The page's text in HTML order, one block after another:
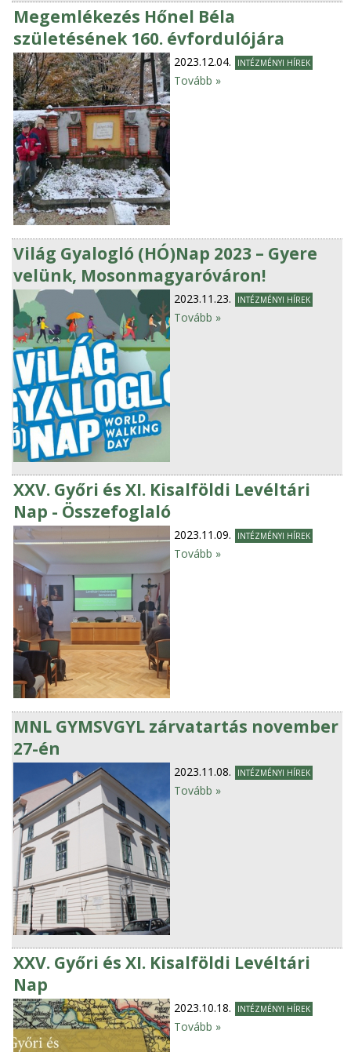
Megemlékezés Hőnel Béla
születésének 160. évfordulójára
2023.12.04. INTÉZMÉNYI HÍREK
Tovább »
Világ Gyalogló (HÓ)Nap 2023 – Gyere
velünk, Mosonmagyaróváron!
2023.11.23. INTÉZMÉNYI HÍREK
Tovább »
XXV. Győri és XI. Kisalföldi Levéltári
Nap - Összefoglaló
2023.11.09. INTÉZMÉNYI HÍREK
Tovább »
MNL GYMSVGYL zárvatartás november
27-én
2023.11.08. INTÉZMÉNYI HÍREK
Tovább »
XXV. Győri és XI. Kisalföldi Levéltári
Nap
2023.10.18. INTÉZMÉNYI HÍREK
Tovább »